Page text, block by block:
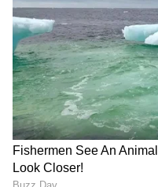
ಮಕರ ರಾಶಿ
ಯಶಸ್ಸಿಗೆ ಇಂದು ತುಂಬಾ
ಪ್ರತಿಯೊಂದು
ಸಮಾಜದಲ್ಲಿ ಗೌರವ,
ಅಡೆತಡೆಯಿಲ್ಲದೇ
ಮತ್ತು ಭಿನ್ನಾಭಿಪ್ರಾಯಗಳ
ಕಡಿವಾಣ ಹಾಕಿ.